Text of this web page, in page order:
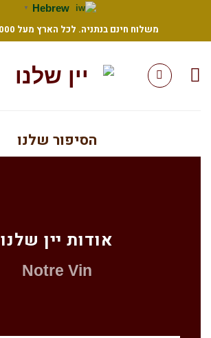
content
Hebrew
▼
משלוח חינם בנתניה. לכל הארץ מעל 1000 ש"ח חינם.
הסיפור שלנו
אודות יין שלנו
Notre Vin